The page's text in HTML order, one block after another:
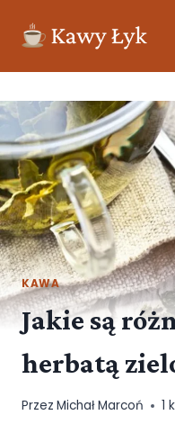
KAWA
Jakie są
herbatą
Przez Michał Marcoń 1